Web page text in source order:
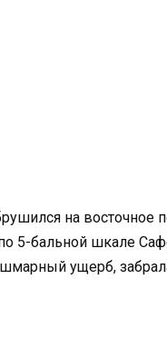
на восточное
5-бальной шкале
ущерб,